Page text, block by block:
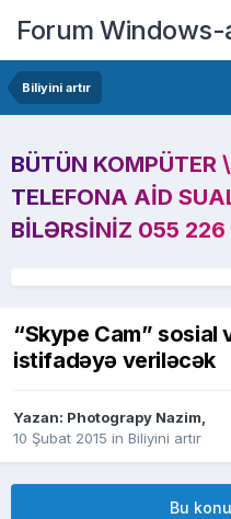
Forum
Biliyini artır
BÜTÜN KOMPÜTER
TELEFONA AID
BILƏRSINIZ 055
“Skype Cam” sosial
istifadəyə veriləcək
Yazan: Photograpy Nazim,
10 Şubat 2015 in Biliyini artır
Bu